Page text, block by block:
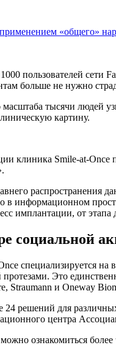
«общего»
пользователей сети
больше не нужно
масштаба тысячи людей
картину.
клиника Smile-at-
распространения
в информационном
имплантации, от
социальной
специализируется
протезами. Это
Straumann и Oneway
24 решений для
центра
ознакомиться